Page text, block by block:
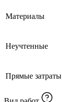
Материалы
Неучтенные
Прямые затраты